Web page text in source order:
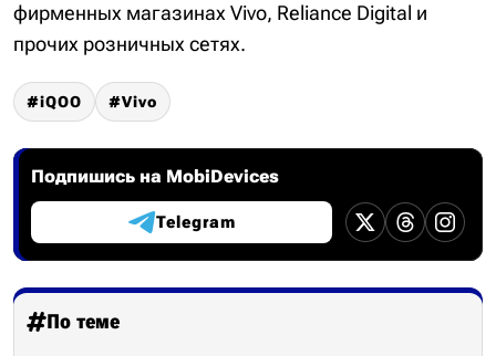
фирменных магазинах Vivo, Reliance Digital и
прочих розничных сетях.
iQOO Vivo
Подпишись на MobiDevices
Telegram
По теме